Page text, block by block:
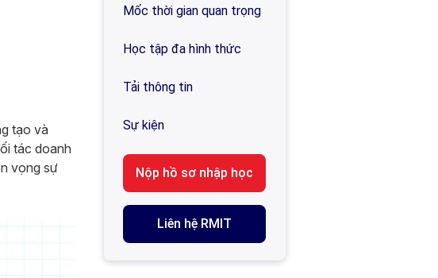
tạo và
tác doanh
vọng sự
Mốc thời gian quan trọng
Học tập đa hình thức
Tải thông tin
Sự kiện
Nộp hồ sơ nhập học
Liên hệ RMIT